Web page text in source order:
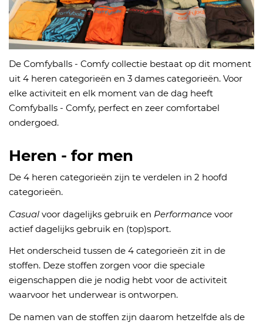
De Comfyballs - Comfy collectie bestaat op dit moment
uit 4 heren categorieën en 3 dames categorieën. Voor
elke activiteit en elk moment van de dag heeft
Comfyballs - Comfy, perfect en zeer comfortabel
ondergoed.
Heren - for men
De 4 heren categorieën zijn te verdelen in 2 hoofd
categorieën.
Casual voor dagelijks gebruik en Performance voor
actief dagelijks gebruik en (top)sport.
Het onderscheid tussen de 4 categorieën zit in de
stoffen. Deze stoffen zorgen voor die speciale
eigenschappen die je nodig hebt voor de activiteit
waarvoor het underwear is ontworpen.
De namen van de stoffen zijn daarom hetzelfde als de